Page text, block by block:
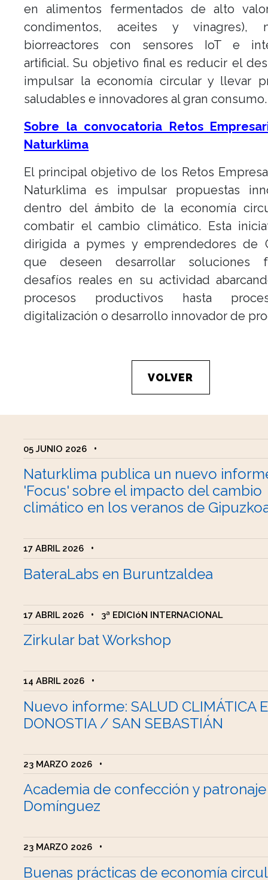
en alimentos fermentados de alto
condimentos, aceites y vinagres),
biorreactores con sensores IoT e
artificial. Su objetivo final es reducir el
impulsar la economía circular y llevar
saludables e innovadores al gran consumo.
Sobre la convocatoria Retos
Naturklima
El principal objetivo de los Retos
Naturklima es impulsar propuestas
dentro del ámbito de la economía
combatir el cambio climático. Esta
dirigida a pymes y emprendedores de
que deseen desarrollar soluciones
desafíos reales en su actividad
procesos productivos hasta
digitalización o desarrollo innovador de
VOLVER
05 JUNIO 2026 •
Naturklima publica un nuevo
'Focus' sobre el impacto del cambio
climático en los veranos de
17 ABRIL 2026 •
BateraLabs en Buruntzaldea
17 ABRIL 2026 • 3ª EDICIóN INTERNACIONAL
Zirkular bat Workshop
14 ABRIL 2026 •
Nuevo informe: SALUD CLIMÁTICA
DONOSTIA / SAN SEBASTIÁN
23 MARZO 2026 •
Academia de confección y
Domínguez
23 MARZO 2026 •
Buenas prácticas de economía